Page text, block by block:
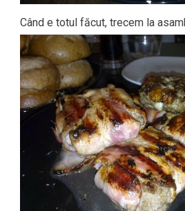
Când e totul făcut, trecem la